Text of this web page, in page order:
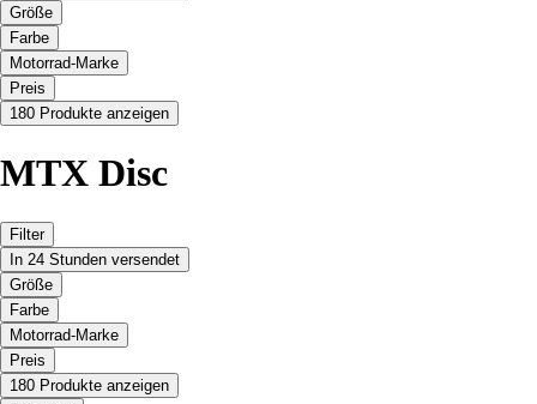
Größe
Farbe
Motorrad-Marke
Preis
180 Produkte anzeigen
MTX Disc
Filter
In 24 Stunden versendet
Größe
Farbe
Motorrad-Marke
Preis
180 Produkte anzeigen